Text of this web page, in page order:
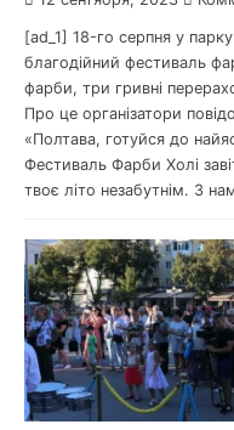
[ad_1] 18-го серпня у
благодійний фестиваль
фарби, три гривні
Про це організатори
«Полтава, готуйся до
Фестиваль Фарби Холі
твоє літо незабутнім. З